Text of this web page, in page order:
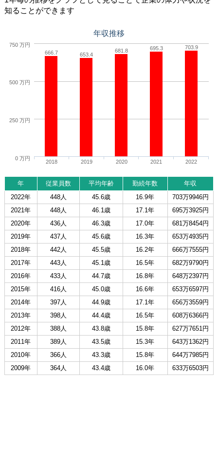
知ることができます
年収推移
666.7 653.4
681.8 695.3 703.9
2018 2019 2020 2021 2022
0 万円
250 万円
500 万円
750 万円
年 従業員数 平均年齢 勤続年数
年収
2022年
448人 45.6歳 16.9年
703万9946円
2021年
448人 46.1歳 17.1年
695万3925円
2020年
436人 46.3歳 17.0年
681万8454円
2019年
437人 45.6歳 16.3年
653万4935円
2018年
442人 45.5歳 16.2年
666万7555円
2017年
443人 45.1歳 16.5年
682万9790円
2016年
433人 44.7歳 16.8年
648万2397円
2015年
416人 45.0歳 16.6年
653万6597円
2014年
397人 44.9歳 17.1年
656万3559円
2013年
398人 44.4歳 16.5年
608万6366円
2012年
388人 43.8歳 15.8年
627万7651円
2011年
389人 43.5歳 15.3年
643万1362円
2010年
366人 43.3歳 15.8年
644万7985円
2009年
364人 43.4歳 16.0年 633万6503円